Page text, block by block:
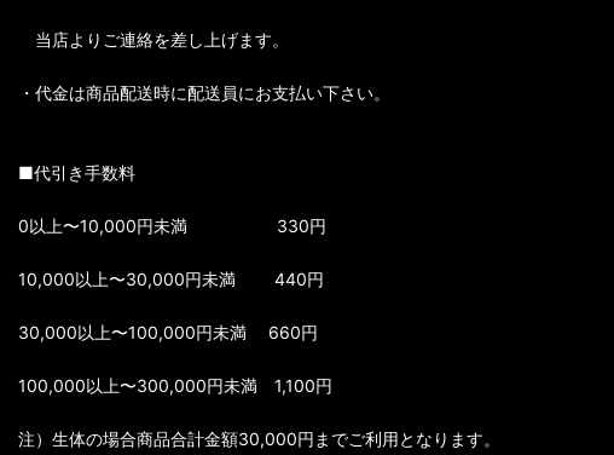
当店よりご連絡を差し上げます。
・代金は商品配送時に配送員にお支払い下さい。
■代引き手数料
0以上〜10,000円未満 330円
10,000以上〜30,000円未満 440円
30,000以上〜100,000円未満 660円
100,000以上〜300,000円未満 1,100円
注）生体の場合商品合計金額30,000円までご利用となります。